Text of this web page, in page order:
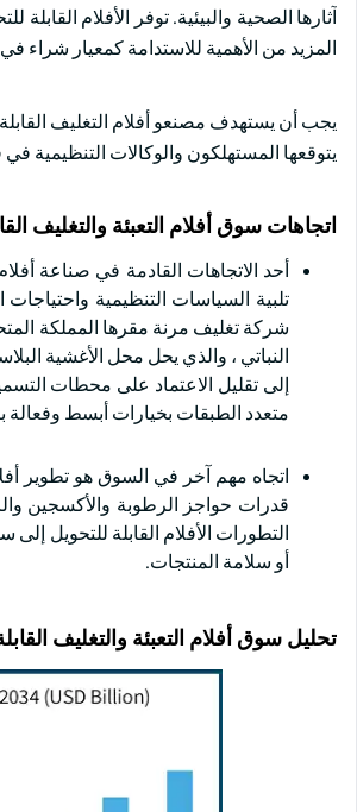
آثارها الصحية والبيئية. توفر الأفلام
المزيد من الأهمية للاستدامة كمعيار شراء
يجب أن يستهدف مصنعو أفلام التغليف القابلة
يتوقعها المستهلكون والوكالات التنظيمية
اتجاهات سوق أفلام التعبئة والتغليف
أحد الاتجاهات القادمة في صناعة
النباتي ، والذي يحل محل الأغشية
إلى تقليل الاعتماد على محطات
متعدد الطبقات بخيارات أبسط وفعالة
اتجاه مهم آخر في السوق هو تطوير
قدرات حواجز الرطوبة والأكسجين
التطورات الأفلام القابلة للتحويل
أو سلامة المنتجات.
تحليل سوق أفلام التعبئة والتغليف